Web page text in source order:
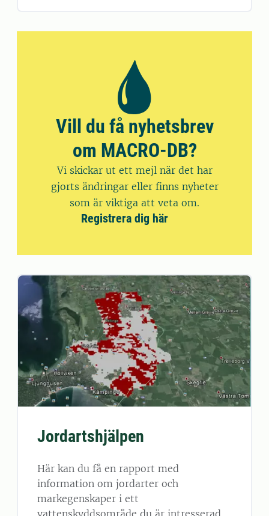
Vill du få nyhetsbrev
om MACRO-DB?
Vi skickar ut ett mejl när det har
gjorts ändringar eller finns nyheter
som är viktiga att veta om.
Registrera dig här
Jordartshjälpen
Här kan du få en rapport med
information om jordarter och
markegenskaper i ett
vattenskyddsområde du är intresserad